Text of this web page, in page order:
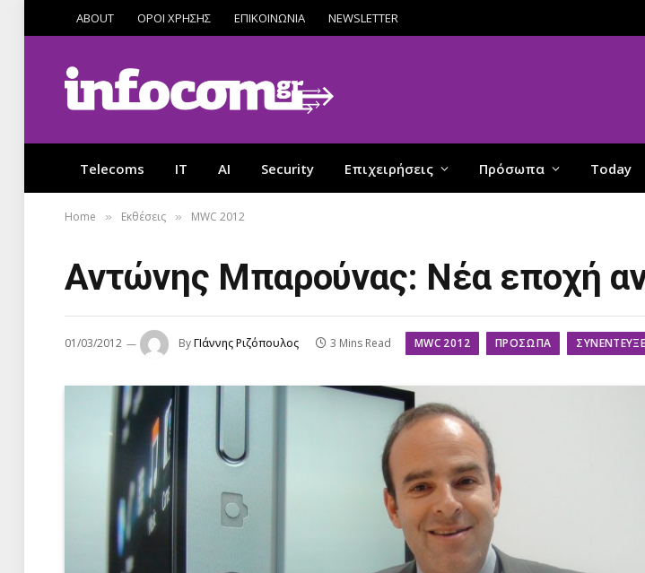
ABOUT ΟΡΟΙ ΧΡΗΣΗΣ ΕΠΙΚΟΙΝΩΝΙΑ NEWSLETTER
Telecoms IT AI Security Επιχειρήσεις Πρόσωπα Today
Home » Εκθέσεις » MWC 2012
Αντώνης Μπαρούνας: Νέα εποχή
01/03/2012 ByΓΙάννης Ριζόπουλος 3 Mins Read MWC 2012 ΠΡΌΣΩΠΑ